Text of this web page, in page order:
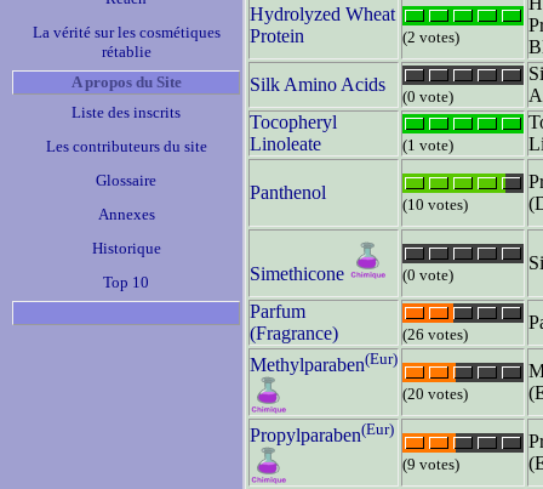
La vérité sur les cosmétiques
rétablie
A propos du Site
Liste des inscrits
Les contributeurs du site
Glossaire
Annexes
Historique
Top 10
Hydrolyzed Wheat
Protein
(2 votes)
Silk Amino Acids
(0 vote)
Tocopheryl
Linoleate
(1 vote)
Panthenol
(10 votes)
Simethicone (0 vote)
Parfum
(Fragrance)
(26 votes)
Methylparaben(Eur)
(20 votes)
Propylparaben(Eur)
(9 votes)